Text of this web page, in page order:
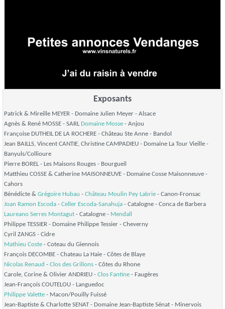
Exposants
Patrick & Mireille MEYER - Domaine Julien Meyer - Alsace
Agnès & René MOSSE - SARL Domaine Mosse - Anjou
Françoise DUTHEIL DE LA ROCHERE - Château Ste Anne - Bandol
Jean BAILLS, Vincent CANTIE, Christine CAMPADIEU - Domaine La Tour Vieille -
Banyuls/Collioure
Pierre BOREL - Les Maisons Rouges - Bourgueil
Matthieu COSSE & Catherine MAISONNEUVE - Domaine Cosse Maisonneuve -
Cahors
Bénédicte & Grégoire Hubau - Château Moulin Pey Labrie - Canon-Fronsac
Joan Ramon Escoda - Celler Escoda-Sanahuja - Catalogne - Conca de Barbera
Laureano Serres Montagut - Catalogne - Mendall
Philippe TESSIER - Domaine Philippe Tessier - Cheverny
Cyril ZANGS - Cidre
Mathieu Coste - Coteau du Giennois
François DECOMBE - Chateau La Haie - Côtes de Blaye
Nicolas Renaud - Clos des Grillons - Côtes du Rhone
Carole, Corine & Olivier ANDRIEU - Clos Fantine - Faugères
Jean-François COUTELOU - Languedoc
Philippe Valette - Macon/Pouilly Fuissé
Jean-Baptiste & Charlotte SENAT - Domaine Jean-Baptiste Sénat - Minervois